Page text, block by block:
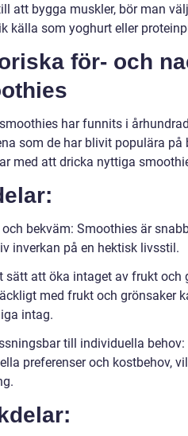
att bygga muskler, bör man
källa som yoghurt eller
för- och
har funnits i
som de har blivit populära på
med att dricka nyttiga
och bekväm: Smoothies är
inverkan på en hektisk livsstil.
sätt att öka intaget av frukt och
med frukt och grönsaker
intag.
till individuella
preferenser och kostbehov,